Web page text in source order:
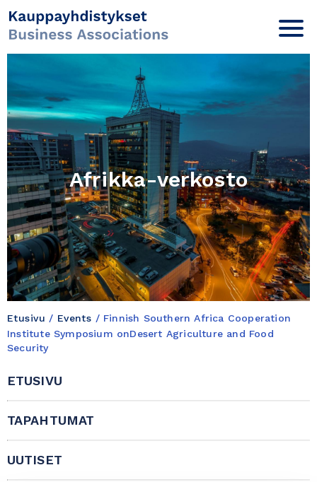
Afrikka-verkosto
Etusivu / Events / Finnish Southern Africa Cooperation
Institute Symposium onDesert Agriculture and Food
Security
ETUSIVU
TAPAHTUMAT
UUTISET